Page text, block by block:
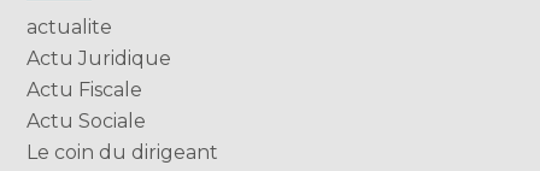
actualite
Actu Juridique
Actu Fiscale
Actu Sociale
Le coin du dirigeant